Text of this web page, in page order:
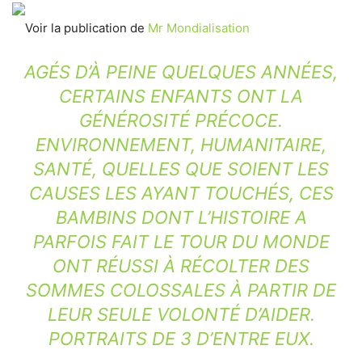
Voir la publication de Mr Mondialisation
AGÉS D’À PEINE QUELQUES ANNÉES,
CERTAINS ENFANTS ONT LA
GÉNÉROSITÉ PRÉCOCE.
ENVIRONNEMENT, HUMANITAIRE,
SANTÉ, QUELLES QUE SOIENT LES
CAUSES LES AYANT TOUCHÉS, CES
BAMBINS DONT L’HISTOIRE A
PARFOIS FAIT LE TOUR DU MONDE
ONT RÉUSSI À RÉCOLTER DES
SOMMES COLOSSALES À PARTIR DE
LEUR SEULE VOLONTÉ D’AIDER.
PORTRAITS DE 3 D’ENTRE EUX.